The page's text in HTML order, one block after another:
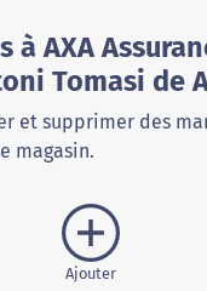
à AXA
Tomasi de
et supprimer des
magasin.
Ajouter